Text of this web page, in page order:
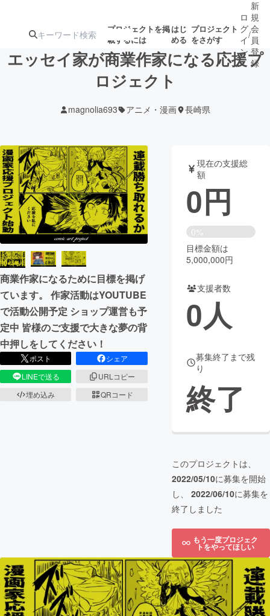
プロジェクトを掲
載するには
はじ
める
プロジェクト
をさがす
ターン
ジェクト
募集終了が近いプ
ロジェクト
アート・写真 音楽
テクノロジー・ガジェット ゲーム・サ
映像・映画 書籍・雑誌
ビジネス・起業 チャレンジ
まちづくり・地域活性化
CAMPFIRE for Social Good CAMPFIRE Creation
CAMPFIREふるさと納税
ロ
グ
イ
ン
/
新
規
会
員
登
録
エッセイ家が商業作家になる応援プ
ロジェクト
magnolia693 アニメ・漫画 長崎県
商業作家になるために目標を掲げ
ています。 作家活動はYOUTUBE
で活動公開予定 ショップ運営も予
定中 皆様のご支援で大きな夢の背
中押しをしてください！
ポスト
シェア
LINEで送る
URLコピー
埋め込み
QRコード
現在の支援総
額
0円
0%
目標金額は
5,000,000円
支援者数
0人
募集終了まで残
り
終了
このプロジェクトは、
2022/05/10に募集を開始
し、 2022/06/10に募集を
終了しました
もう一度プロジェク
トをやってほしい